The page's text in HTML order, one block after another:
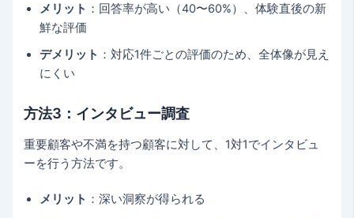
メリット ：回答率が高い（40〜60%）、体験直後の新
鮮な評価
デメリット ：対応1件ごとの評価のため、全体像が見え
にくい
方法3：インタビュー調査
重要顧客や不満を持つ顧客に対して、1対1でインタビュ
ーを行う方法です。
メリット ：深い洞察が得られる